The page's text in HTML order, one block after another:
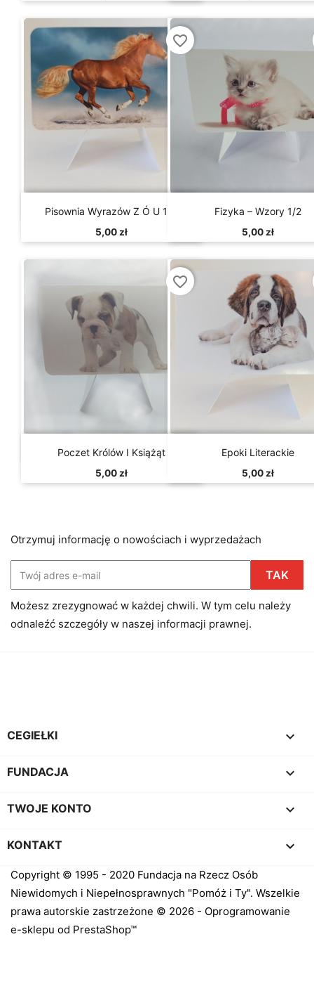
Szybki podgląd
Pisownia Wyrazów Z Ó U 1/4
5,00 zł
favorite_border
Szybki podgląd
Fizyka – Wzory 1/2
5,00 zł
Szybki podgląd
Poczet Królów I Książąt
5,00 zł
favorite_border
Szybki podgląd
Epoki Literackie
5,00 zł
Otrzymuj informację o nowościach i wyprzedażach
Możesz zrezygnować w każdej chwili. W tym celu należy
odnaleźć szczegóły w naszej informacji prawnej.
CEGIEŁKI 
FUNDACJA 
TWOJE KONTO 
KONTAKT keyboard_arrow_down
Copyright © 1995 - 2020 Fundacja na Rzecz Osób
Niewidomych i Niepełnosprawnych "Pomóż i Ty". Wszelkie
prawa autorskie zastrzeżone © 2026 - Oprogramowanie
e-sklepu od PrestaShop™